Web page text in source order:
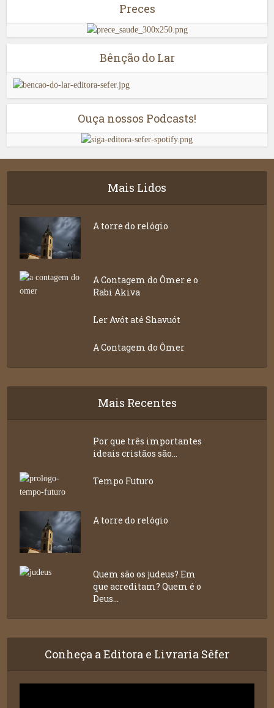
Preces
Bênção do Lar
Ouça nossos Podcasts!
Mais Lidos
A torre do relógio
A Contagem do Ômer e o
Rabi Akiva
Ler Avót até Shavuót
A Contagem do Ômer
Mais Recentes
Por que três importantes
ideais cristãos são...
Tempo Futuro
A torre do relógio
Quem são os judeus? Em
que acreditam? Quem é o
Deus...
Conheça a Editora e Livraria Sêfer